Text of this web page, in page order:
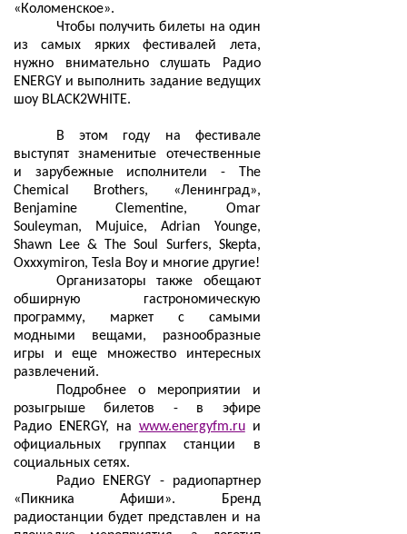
«Коломенское».
Чтобы получить билеты на один
из самых ярких фестивалей лета,
нужно внимательно слушать Радио
ENERGY и выполнить задание ведущих
шоу BLACK2WHITE.
В этом году на фестивале
выступят знаменитые отечественные
и зарубежные исполнители - The
Chemical Brothers, «Ленинград»,
Benjamine Clementine, Omar
Souleyman, Mujuice, Adrian Younge,
Shawn Lee & The Soul Surfers, Skepta,
Oxxxymiron, Tesla Boy и многие другие!
Организаторы также обещают
обширную гастрономическую
программу, маркет с самыми
модными вещами, разнообразные
игры и еще множество интересных
развлечений.
Подробнее о мероприятии и
розыгрыше билетов - в эфире
Радио
ENERGY, на www.energyfm.ruи
официальных группах станции в
социальных сетях.
Радио ENERGY - радиопартнер
«Пикника Афиши». Бренд
радиостанции будет представлен и на